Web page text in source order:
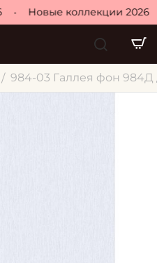
Новые коллекции 2026
/ 984-03 Галлея фон 984Д